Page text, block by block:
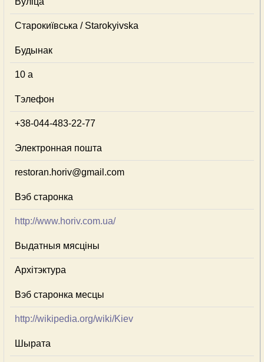
Старокиївська / Starokyivska
Будынак
10 a
Тэлефон
+38-044-483-22-77
Электронная пошта
restoran.horiv@gmail.com
Вэб старонка
http://www.horiv.com.ua/
Выдатныя мясціны
Архітэктура
Вэб старонка месцы
http://wikipedia.org/wiki/Kiev
Шырата